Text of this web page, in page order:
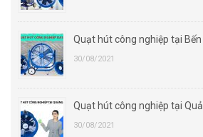
Quạt hút công nghiệp tại Bến
30/08/2021
Quạt hút công nghiệp tại
30/08/2021